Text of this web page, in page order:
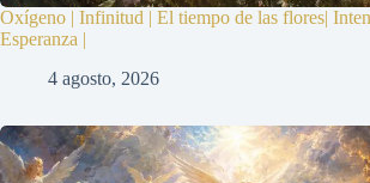
Oxígeno | Infinitud | El tiempo de las flores|
Esperanza |
4 agosto, 2026